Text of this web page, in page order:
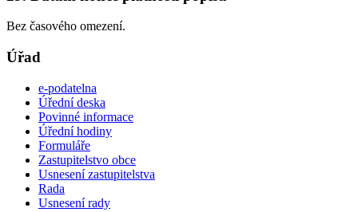
Bez časového omezení.
Úřad
e-podatelna
Úřední deska
Povinné informace
Úřední hodiny
Formuláře
Zastupitelstvo obce
Usnesení zastupitelstva
Rada
Usnesení rady